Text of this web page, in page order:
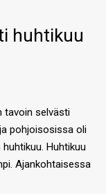
huhtikuu
tavoin selvästi
pohjoisosissa oli
Huhtikuu
Ajankohtaisessa